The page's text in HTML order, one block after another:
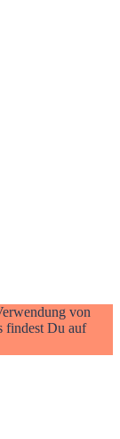
von
findest Du auf